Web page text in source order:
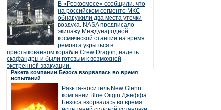
В «Роскосмосе» сообщили, что
на российском сегменте МКС
обнаружили два места утечки
воздуха. NASA предписало
экипажу Международной
космической станции на время
ремонта укрыться в
пристыкованном корабле Crew Dragon, надеть
скафандры и были готовым к возможной
экстренной эвакуации.
Ракета компании Безоса взорвалась во время
испытаний
Ракета-носитель New Glenn
компании Blue Origin Джеффа
Безоса взорвалась во время